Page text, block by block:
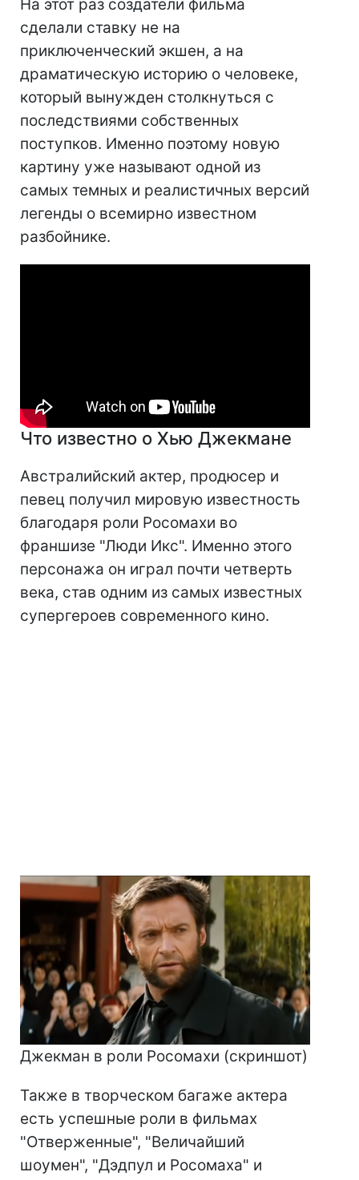
На этот раз создатели фильма
сделали ставку не на
приключенческий экшен, а на
драматическую историю о человеке,
который вынужден столкнуться с
последствиями собственных
поступков. Именно поэтому новую
картину уже называют одной из
самых темных и реалистичных версий
легенды о всемирно известном
разбойнике.
Что известно о Хью Джекмане
Австралийский актер, продюсер и
певец получил мировую известность
благодаря роли Росомахи во
франшизе "Люди Икс". Именно этого
персонажа он играл почти четверть
века, став одним из самых известных
супергероев современного кино.
Джекман в роли Росомахи (скриншот)
Также в творческом багаже актера
есть успешные роли в фильмах
"Отверженные", "Величайший
шоумен", "Дэдпул и Росомаха" и